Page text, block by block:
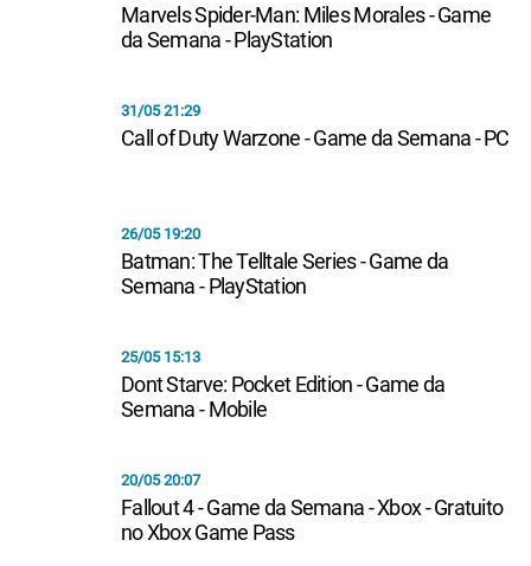
Marvels Spider-Man: Miles Morales - Game
da Semana - PlayStation
31/05 21:29
Call of Duty Warzone - Game da Semana - PC
26/05 19:20
Batman: The Telltale Series - Game da
Semana - PlayStation
25/05 15:13
Dont Starve: Pocket Edition - Game da
Semana - Mobile
20/05 20:07
Fallout 4 - Game da Semana - Xbox - Gratuito
no Xbox Game Pass